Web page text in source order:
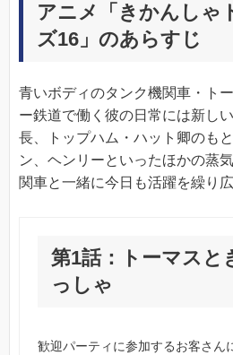
アニメ「きかんしゃ
ズ16」のあらすじ
青いボディのタンク機関車・ト
ー鉄道で働く彼の日常には新し
長、トップハム・ハット卿のも
ン、ヘンリーといったほかの蒸
関車と一緒に今日も活躍を繰り広
第1話：トーマスと
っしゃ
歓迎パーティに参加するお客さん